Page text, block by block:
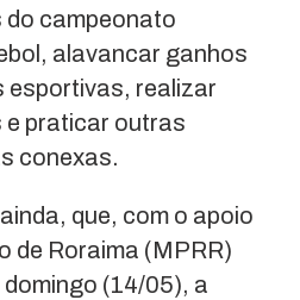
campeonato
alavancar ganhos
esportivas, realizar
e praticar outras
conexas.
que, com o apoio
de Roraima (MPRR)
(14/05), a